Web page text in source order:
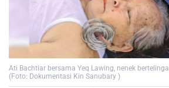
Ati Bachtiar bersama Yeq Lawing, nenek
(Foto: Dokumentasi Kin Sanubary )